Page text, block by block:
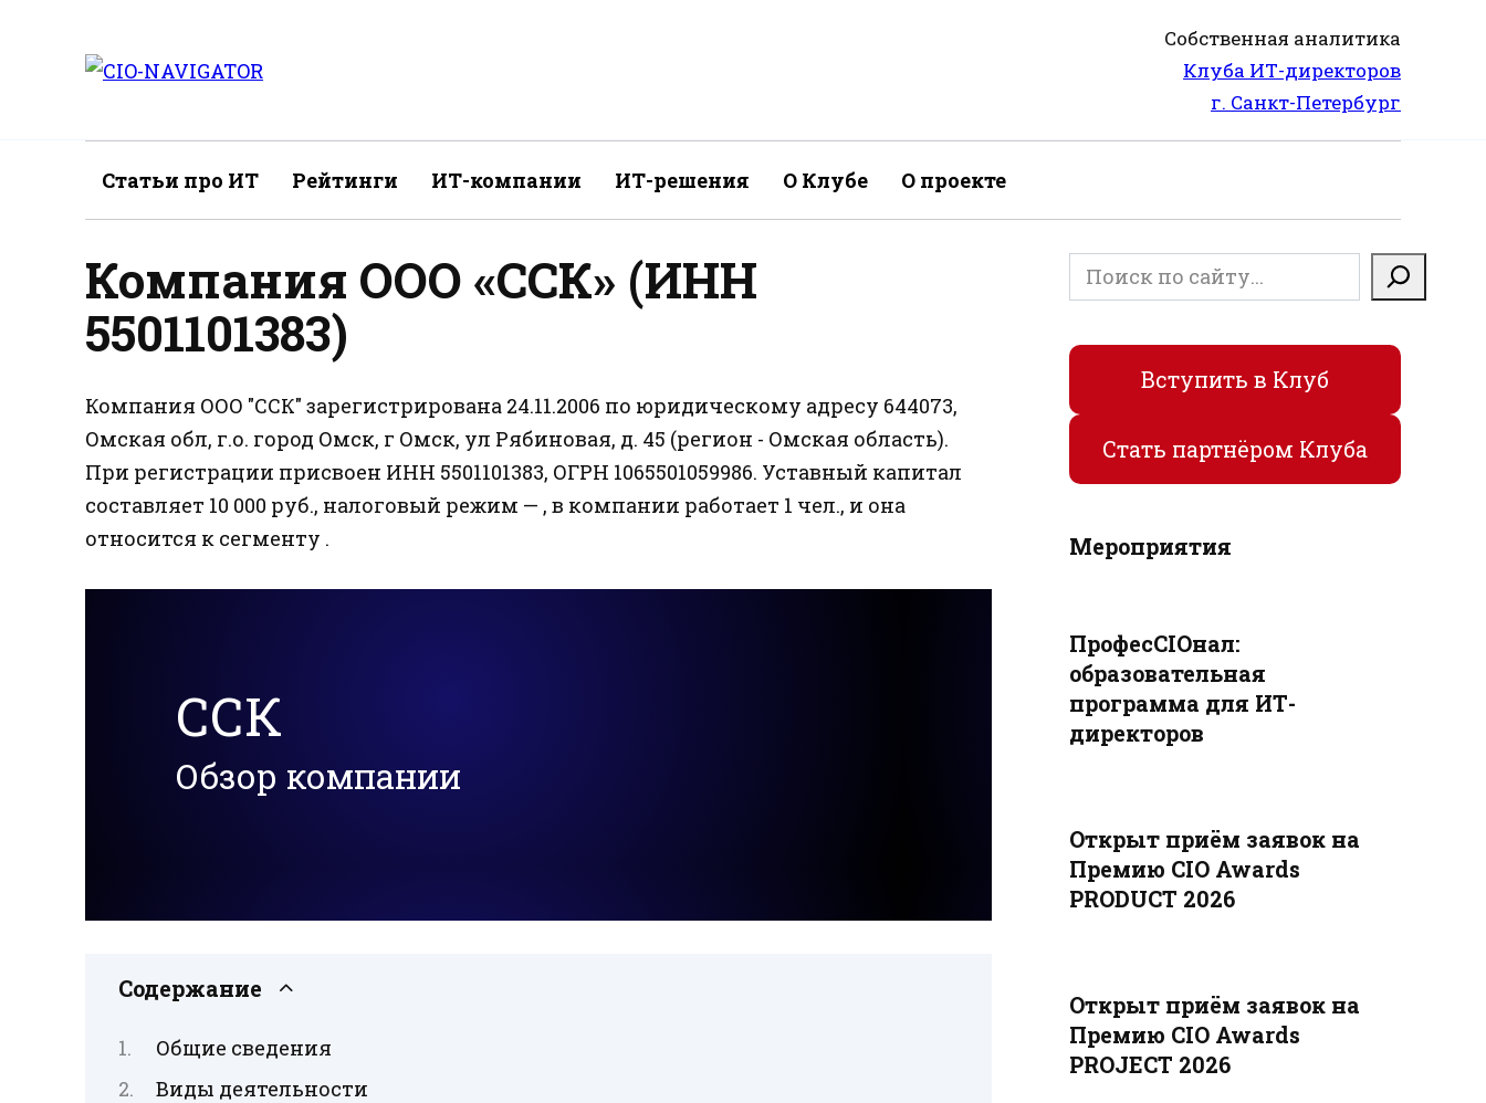
содержанию
Собственная аналитика
Клуба ИТ-директоров
г. Санкт-Петербург
Статьи про ИТ Рейтинги ИТ-компании ИТ-решения О Клубе О проекте
Компания ООО «ССК» (ИНН
5501101383)
Компания ООО "ССК" зарегистрирована 24.11.2006 по юридическому адресу 644073,
Омская обл, г.о. город Омск, г Омск, ул Рябиновая, д. 45 (регион - Омская область).
При регистрации присвоен ИНН 5501101383, ОГРН 1065501059986. Уставный капитал
составляет 10 000 руб., налоговый режим — , в компании работает 1 чел., и она
относится к сегменту .
ССК
Обзор компании
Содержание
Общие сведения
Виды деятельности
Поиск
Вступить в Клуб
Стать партнёром Клуба
Мероприятия
ПрофесCIOнал:
образовательная
программа для ИТ-
директоров
Открыт приём заявок на
Премию CIO Awards
PRODUCT 2026
Открыт приём заявок на
Премию CIO Awards
PROJECT 2026